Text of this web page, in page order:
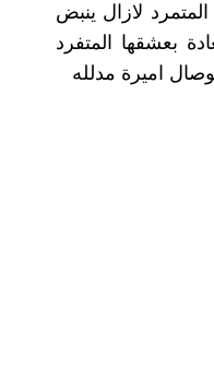
لازال ينبض
بعشقها المتفرد
اميرة مدلله